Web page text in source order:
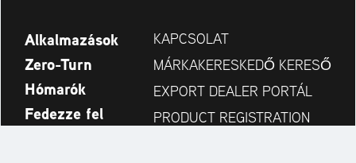
Alkalmazások
Zero-Turn
Hómarók
Fedezze fel
KAPCSOLAT
MÁRKAKERESKEDŐ KERESŐ
EXPORT DEALER PORTÁL
PRODUCT REGISTRATION